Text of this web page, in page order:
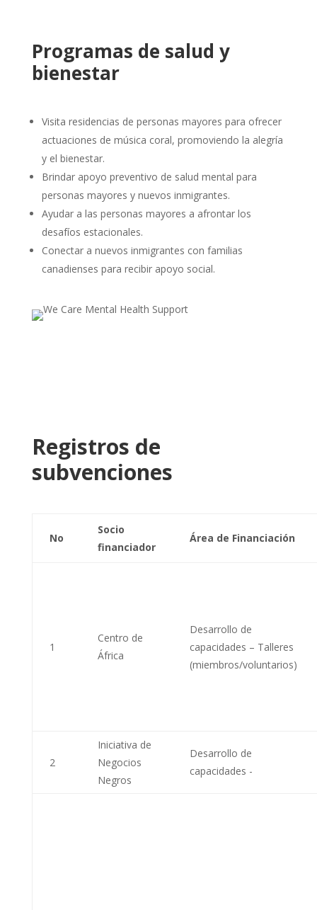
Programas de salud y
bienestar
Visita residencias de personas mayores para ofrecer
actuaciones de música coral, promoviendo la alegría
y el bienestar.
Brindar apoyo preventivo de salud mental para
personas mayores y nuevos inmigrantes.
Ayudar a las personas mayores a afrontar los
desafíos estacionales.
Conectar a nuevos inmigrantes con familias
canadienses para recibir apoyo social.
Registros de
subvenciones
No
Socio
financiador
Área de Financiación
1
Centro de
África
Desarrollo de
capacidades – Talleres
(miembros/voluntarios)
2
Iniciativa de
Negocios
Negros
Desarrollo de
capacidades -